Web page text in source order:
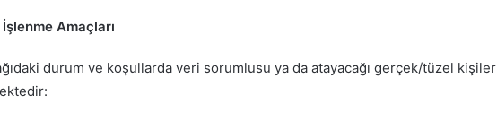
Amaçları
durum ve koşullarda veri sorumlusu ya da atayacağı gerçek/tüzel kişiler